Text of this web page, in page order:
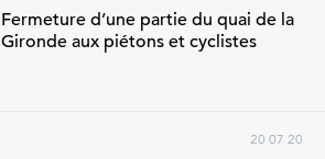
Fermeture d’une partie du quai de la
Gironde aux piétons et cyclistes
20 07 20